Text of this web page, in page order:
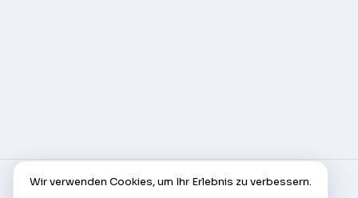
© AlleCam 2016–2026 — Ihr virtuelles Ticket für
Wir verwenden Cookies, um Ihr Erlebnis zu verbessern.